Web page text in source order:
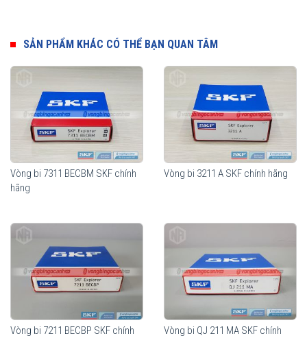
Vòng bi SKF 7311 BECBY chính hãng, phân phối bởi Vòng bi Ngọc
Anh - Đại lý uỷ quyền SKF.
SẢN PHẨM KHÁC CÓ THỂ BẠN QUAN TÂM
Vòng bi 7311 BECBM SKF chính
hãng
Vòng bi 3211 A SKF chính hãng
Vòng bi 7211 BECBP SKF chính Vòng bi QJ 211 MA SKF chính